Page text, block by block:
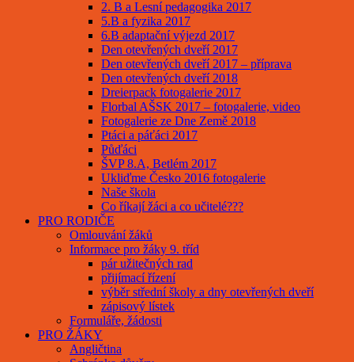
2. B a Lesní pedagogika 2017
5.B a fyzika 2017
6.B adaptační výjezd 2017
Den otevřených dveří 2017
Den otevřených dveří 2017 – příprava
Den otevřených dveří 2018
Dreierpack fotogalerie 2017
Florbal AŠSK 2017 – fotogalerie, video
Fotogalerie ze Dne Země 2018
Ptáci a páťáci 2017
Půďáci
ŠVP 8.A, Betlém 2017
Ukliďme Česko 2016 fotogalerie
Naše škola
Co říkají žáci a co učitelé???
PRO RODIČE
Omlouvání žáků
Informace pro žáky 9. tříd
pár užitečných rad
přijímací řízení
výběr střední školy a dny otevřených dveří
zápisový lístek
Formuláře, žádosti
PRO ŽÁKY
Angličtina